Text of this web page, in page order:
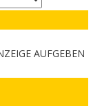
AUFGEBEN